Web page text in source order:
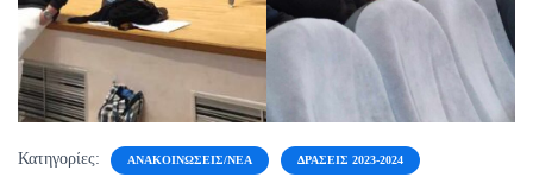
Κατηγορίες: ΑΝΑΚΟΙΝΏΣΕΙΣ/ΝΈΑ ΔΡΆΣΕΙΣ 2023-2024